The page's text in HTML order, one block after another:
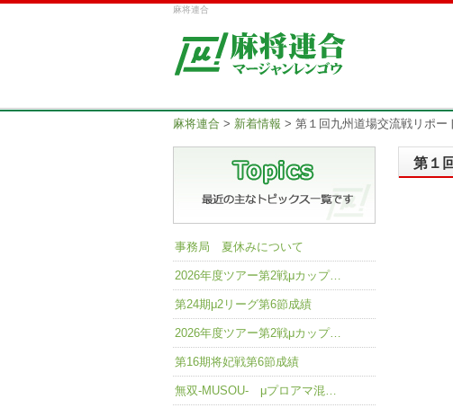
麻将連合
麻将連合 > 新着情報 > 第１回九州道場交流戦リポ
第１
事務局 夏休みについて
2026年度ツアー第2戦μカップ…
第24期μ2リーグ第6節成績
2026年度ツアー第2戦μカップ…
第16期将妃戦第6節成績
無双-MUSOU- μプロアマ混…